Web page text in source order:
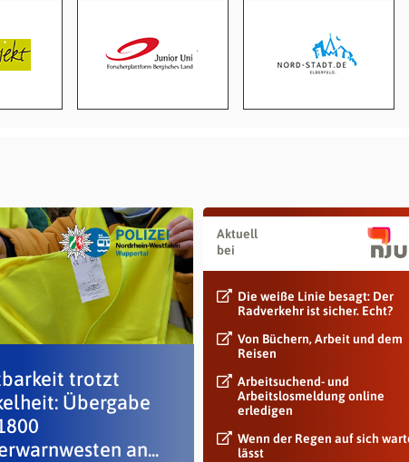
trotzt
Übergabe
an...
Aktuell
bei
Die weiße Linie besagt: Der
Radverkehr ist sicher. Echt?
Von Büchern, Arbeit und dem
Reisen
Arbeitsuchend- und
Arbeitslosmeldung online
erledigen
Wenn der Regen auf sich
lässt